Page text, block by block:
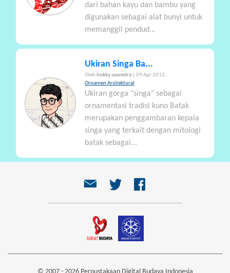
dari bahan kayu dan bambu yang
digunakan sebagai alat bunyi untuk
memanggil pendud...
Ukiran Singa Ba...
Oleh hokky saavedra
| 09 Apr 2012.
Ornamen Arsitektural
Ukiran gorga "singa" sebagai
ornamentasi tradisi kuno Batak
merupakan penggambaran kepala
singa yang terkait dengan mitologi
batak sebagai...